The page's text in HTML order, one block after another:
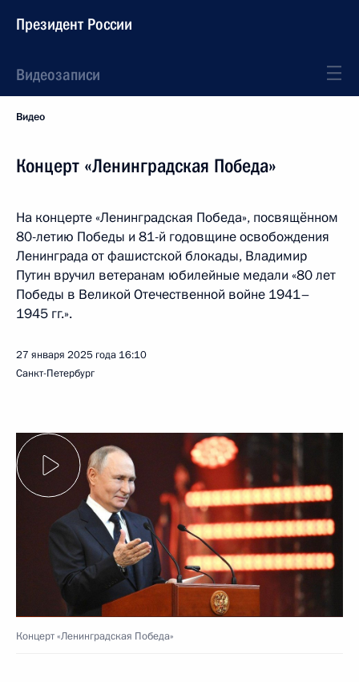
Президент России
Видеозаписи
Видео
Концерт «Ленинградская Победа»
На концерте «Ленинградская Победа», посвящённом
80-летию Победы и 81-й годовщине освобождения
Ленинграда от фашистской блокады, Владимир
Путин вручил ветеранам юбилейные медали «80 лет
Победы в Великой Отечественной войне 1941–
1945 гг.».
27 января 2025 года 16:10
Санкт-Петербург
Концерт «Ленинградская Победа»